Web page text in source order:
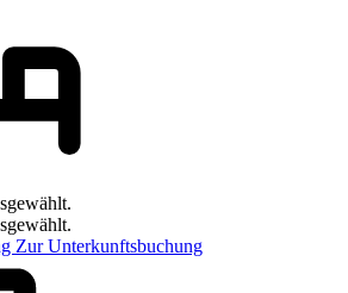
Zur Unterkunftsbuchung